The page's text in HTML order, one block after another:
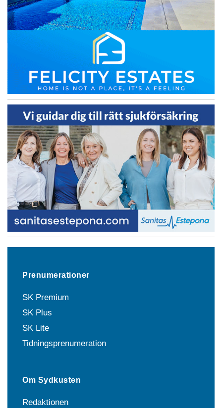
Prenumerationer
SK Premium
SK Plus
SK Lite
Tidningsprenumeration
Om Sydkusten
Redaktionen